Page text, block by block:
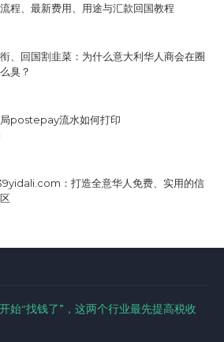
程、最新费用、用途与汇款回国教程
、回国割韭菜：为什么意大利华人商会在圈
臭？
postepay流水如何打印
：打造全意华人免费、实用的信
始“找钱了”，这两个行业最先提高税收